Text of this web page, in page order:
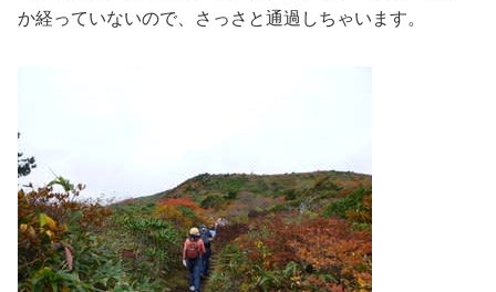
か経っていないので、さっさと通過しちゃいます。